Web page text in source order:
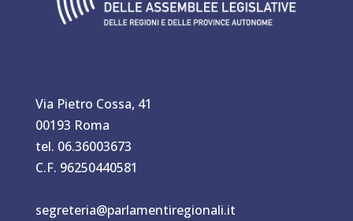
Via Pietro Cossa, 41
00193 Roma
tel. 06.36003673
C.F. 96250440581
segreteria@parlamentiregionali.it